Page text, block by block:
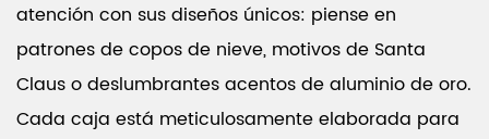
atención con sus diseños únicos: piense en
patrones de copos de nieve, motivos de Santa
Claus o deslumbrantes acentos de aluminio de oro.
Cada caja está meticulosamente elaborada para